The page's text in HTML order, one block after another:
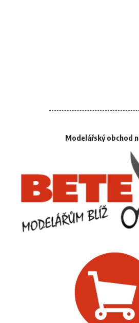
Modelářský obchod